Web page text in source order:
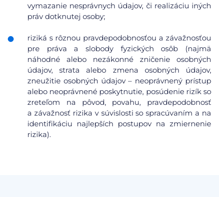
vymazanie nesprávnych údajov, či realizáciu iných
práv dotknutej osoby;
riziká s rôznou pravdepodobnosťou a závažnosťou
pre práva a slobody fyzických osôb (najmä
náhodné alebo nezákonné zničenie osobných
údajov, strata alebo zmena osobných údajov,
zneužitie osobných údajov – neoprávnený prístup
alebo neoprávnené poskytnutie, posúdenie rizík so
zreteľom na pôvod, povahu, pravdepodobnosť
a závažnosť rizika v súvislosti so spracúvaním a na
identifikáciu najlepších postupov na zmiernenie
rizika).